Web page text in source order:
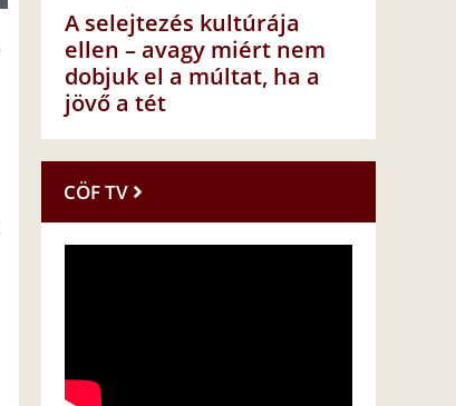
A selejtezés kultúrája
ellen – avagy miért nem
dobjuk el a múltat, ha a
jövő a tét
CÖF TV